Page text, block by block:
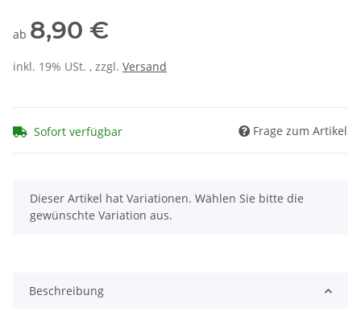
ab 8,90 €
inkl. 19% USt. , zzgl. Versand
Sofort verfügbar Frage zum Artikel
x
Dieser Artikel hat Variationen. Wählen Sie bitte die
gewünschte Variation aus.
Beschreibung